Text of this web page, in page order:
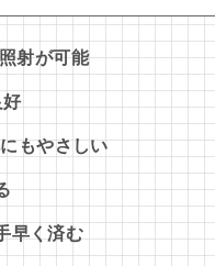
射が可能
好
もやさしい
早く済む